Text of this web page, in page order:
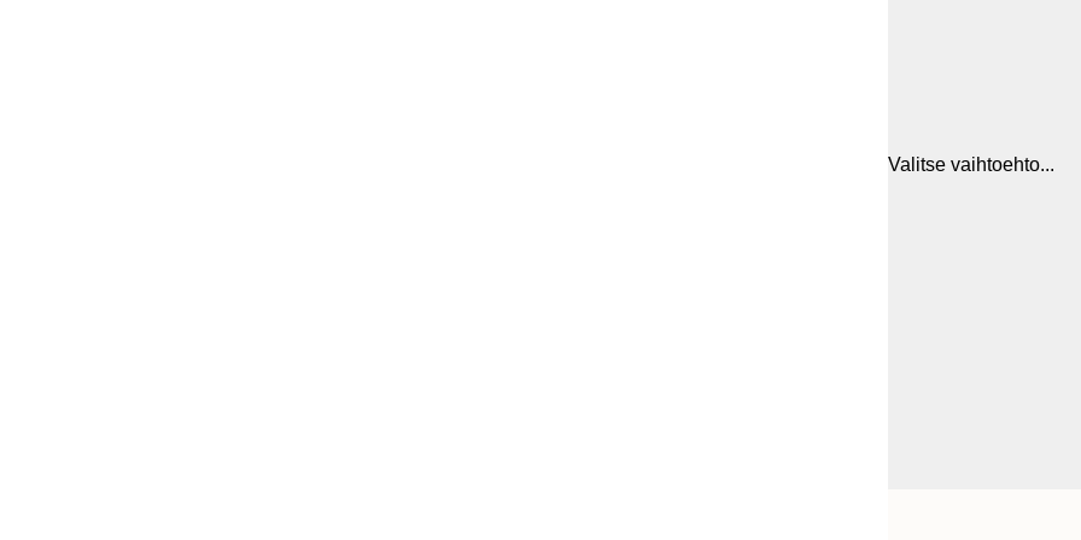
Valitse vaihtoehto...